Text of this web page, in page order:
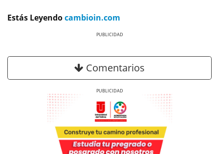
Estás Leyendocambioin.com
Comentarios